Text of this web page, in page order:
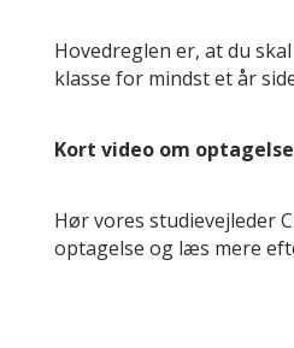
Hovedreglen er, at du
klasse for mindst et år
Kort video om
Hør vores studievejleder
optagelse og læs mere